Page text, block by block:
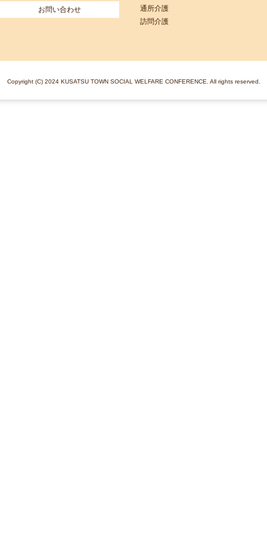
お問い合わせ
通所介護
訪問介護
Copyright (C) 2024 KUSATSU TOWN SOCIAL WELFARE CONFERENCE. All rights reserved.